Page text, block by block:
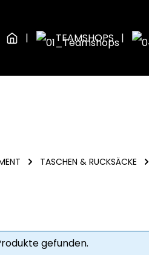
springenspringen
TEAMSHOPS
TASCHEN & RUCKSÄCKE
gefunden.